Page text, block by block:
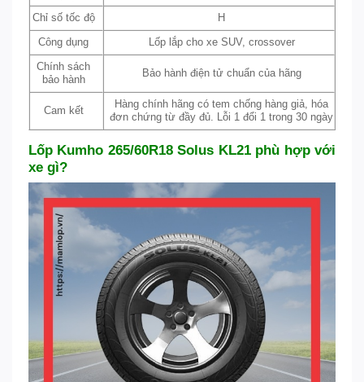
Chỉ số tốc độ H
Công dụng Lốp lắp cho xe SUV, crossover
Chính sách
bảo hành
Bảo hành điện tử chuẩn của hãng
Cam kết
Hàng chính hãng có tem chống hàng giả, hóa
đơn chứng từ đầy đủ. Lỗi 1 đổi 1 trong 30 ngày
Lốp Kumho 265/60R18 Solus KL21 phù hợp với
xe gì?